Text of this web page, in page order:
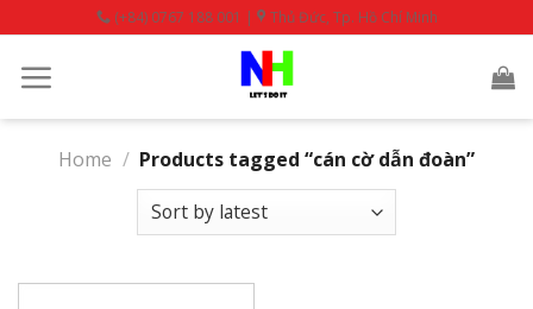
to
content
(+84) 0767 188 001 | Thủ Đức, Tp. Hồ Chí Minh
Home / Products tagged “cán cờ dẫn đoàn”